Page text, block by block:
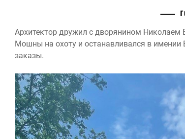
Архитектор дружил с дворянином
Мошны на охоту и останавливался в
заказы.